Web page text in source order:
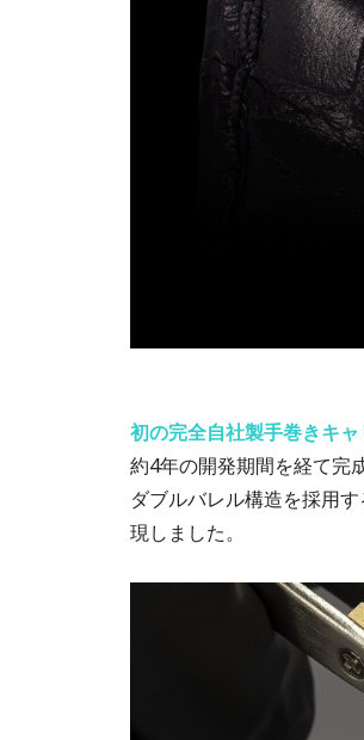
初の完全自社製手巻きキャ
約4年の開発期間を経て完
ダブルバレル構造を採用
現しました。